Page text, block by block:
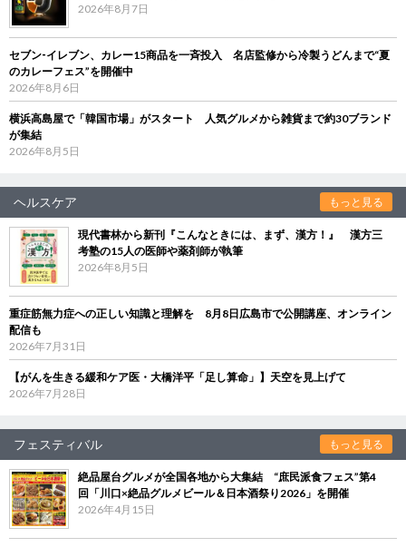
2026年8月7日
セブン‐イレブン、カレー15商品を一斉投入 名店監修から冷製うどんまで“夏
のカレーフェス”を開催中
2026年8月6日
横浜高島屋で「韓国市場」がスタート 人気グルメから雑貨まで約30ブランド
が集結
2026年8月5日
ヘルスケア もっと見る
現代書林から新刊『こんなときには、まず、漢方！』 漢方三
考塾の15人の医師や薬剤師が執筆
2026年8月5日
重症筋無力症への正しい知識と理解を 8月8日広島市で公開講座、オンライン
配信も
2026年7月31日
【がんを生きる緩和ケア医・大橋洋平「足し算命」】天空を見上げて
2026年7月28日
フェスティバル もっと見る
絶品屋台グルメが全国各地から大集結 “庶民派食フェス”第4
回「川口×絶品グルメビール＆日本酒祭り2026」を開催
2026年4月15日